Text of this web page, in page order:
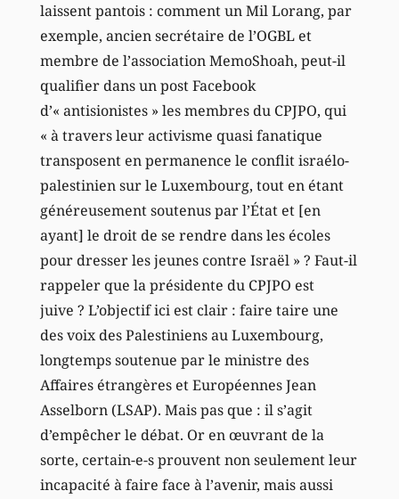
laissent pantois : comment un Mil Lorang, par
exemple, ancien secrétaire de l’OGBL et
membre de l’association MemoShoah, peut-il
qualifier dans un post Facebook
d’« antisionistes » les membres du CPJPO, qui
« à travers leur activisme quasi fanatique
transposent en permanence le conflit israélo-
palestinien sur le Luxembourg, tout en étant
généreusement soutenus par l’État et [en
ayant] le droit de se rendre dans les écoles
pour dresser les jeunes contre Israël » ? Faut-il
rappeler que la présidente du CPJPO est
juive ? L’objectif ici est clair : faire taire une
des voix des Palestiniens au Luxembourg,
longtemps soutenue par le ministre des
Affaires étrangères et Européennes Jean
Asselborn (LSAP). Mais pas que : il s’agit
d’empêcher le débat. Or en œuvrant de la
sorte, certain-e-s prouvent non seulement leur
incapacité à faire face à l’avenir, mais aussi